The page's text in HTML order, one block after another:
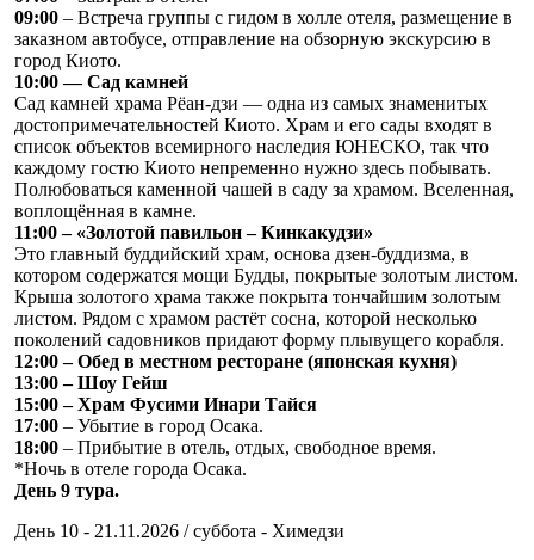
09:00 – Встреча группы с гидом в холле отеля, размещение в
заказном автобусе, отправление на обзорную экскурсию в
город Киото.
10:00 — Сад камней
Сад камней храма Рёан-дзи — одна из самых знаменитых
достопримечательностей Киото. Храм и его сады входят в
список объектов всемирного наследия ЮНЕСКО, так что
каждому гостю Киото непременно нужно здесь побывать.
Полюбоваться каменной чашей в саду за храмом. Вселенная,
воплощённая в камне.
11:00 – «Золотой павильон – Кинкакудзи»
Это главный буддийский храм, основа дзен-буддизма, в
котором содержатся мощи Будды, покрытые золотым листом.
Крыша золотого храма также покрыта тончайшим золотым
листом. Рядом с храмом растёт сосна, которой несколько
поколений садовников придают форму плывущего корабля.
12:00 – Обед в местном ресторане (японская кухня)
13:00 – Шоу Гейш
15:00 – Храм Фусими Инари Тайся
17:00 – Убытие в город Осака.
18:00 – Прибытие в отель, отдых, свободное время.
*Ночь в отеле города Осака.
День 9 тура.
День 10 - 21.11.2026 / суббота - Химедзи